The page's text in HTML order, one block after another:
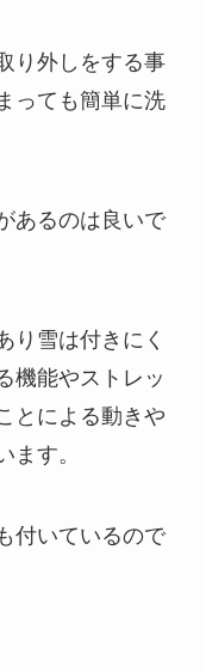
り外しをする事
っても簡単に洗
あるのは良いで
り雪は付きにく
機能やストレッ
とによる動きや
ます。
付いているので